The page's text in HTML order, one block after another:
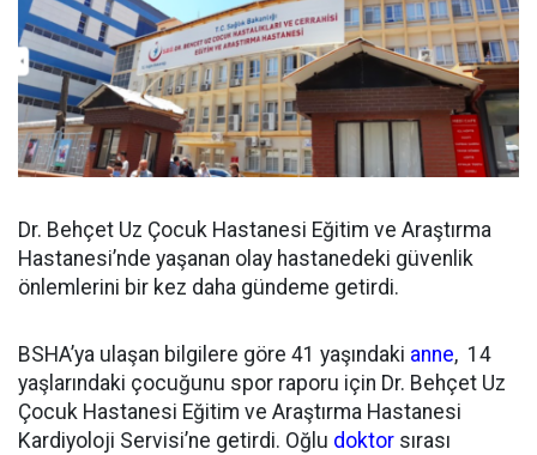
Dr. Behçet Uz Çocuk Hastanesi Eğitim ve Araştırma
Hastanesi’nde yaşanan olay hastanedeki güvenlik
önlemlerini bir kez daha gündeme getirdi.
BSHA’ya ulaşan bilgilere göre 41 yaşındaki anne, 14
yaşlarındaki çocuğunu spor raporu için Dr. Behçet Uz
Çocuk Hastanesi Eğitim ve Araştırma Hastanesi
Kardiyoloji Servisi’ne getirdi. Oğlu doktor sırası